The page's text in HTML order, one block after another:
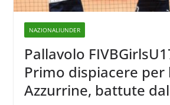
NAZIONALIUNDER
Pallavolo
Primo dispiacere per
Azzurrine, battute